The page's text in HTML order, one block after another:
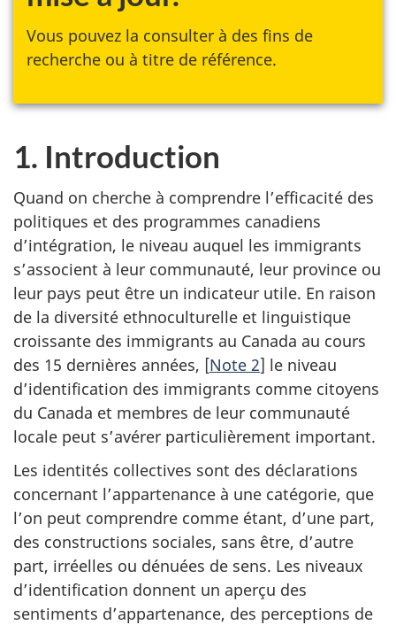
Vous pouvez la consulter à des fins de
recherche ou à titre de référence.
1. Introduction
Quand on cherche à comprendre l’efficacité des
politiques et des programmes canadiens
d’intégration, le niveau auquel les immigrants
s’associent à leur communauté, leur province ou
leur pays peut être un indicateur utile. En raison
de la diversité ethnoculturelle et linguistique
croissante des immigrants au Canada au cours
des 15 dernières années, [Note 2] le niveau
d’identification des immigrants comme citoyens
du Canada et membres de leur communauté
locale peut s’avérer particulièrement important.
Les identités collectives sont des déclarations
concernant l’appartenance à une catégorie, que
l’on peut comprendre comme étant, d’une part,
des constructions sociales, sans être, d’autre
part, irréelles ou dénuées de sens. Les niveaux
d’identification donnent un aperçu des
sentiments d’appartenance, des perceptions de